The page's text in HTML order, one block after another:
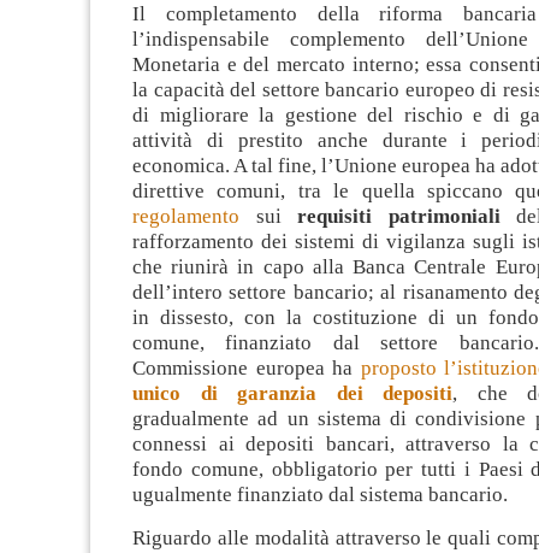
Il completamento della riforma bancaria
l’indispensabile complemento
Monetaria e del mercato interno; essa
la capacità del settore bancario europeo di
di migliorare la gestione del rischio e di
attività di prestito anche durante i
economica. A tal fine, l’Unione europea ha
direttive comuni, tra le quella spiccano
regolamento sui requisiti patrimoniali
rafforzamento dei sistemi di vigilanza sugli
che riunirà in capo alla Banca Centrale
dell’intero settore bancario; al risanamento
in dissesto, con la costituzione di un
comune, finanziato dal settore
Commissione europea ha proposto
unico di garanzia dei depositi, che
gradualmente ad un sistema di condivisione
connessi ai depositi bancari, attraverso la
fondo comune, obbligatorio per tutti i Paesi
ugualmente finanziato dal sistema bancario.
Riguardo alle modalità attraverso le quali